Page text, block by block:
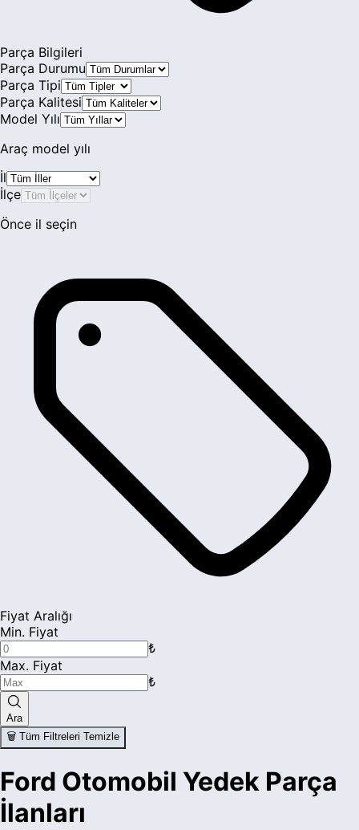
Mondeo
Mustang
Probe
Puma
Sierra
Taurus
Tourneo Courier
Parça Bilgileri
Parça Durumu
Parça Tipi
Parça Kalitesi
Model Yılı
Araç model yılı
İl
İlçe
Önce il seçin
Fiyat Aralığı
Min. Fiyat
₺
Max. Fiyat
₺
Ara
🗑️ Tüm Filtreleri Temizle
Ford Otomobil Yedek Parça
İlanları